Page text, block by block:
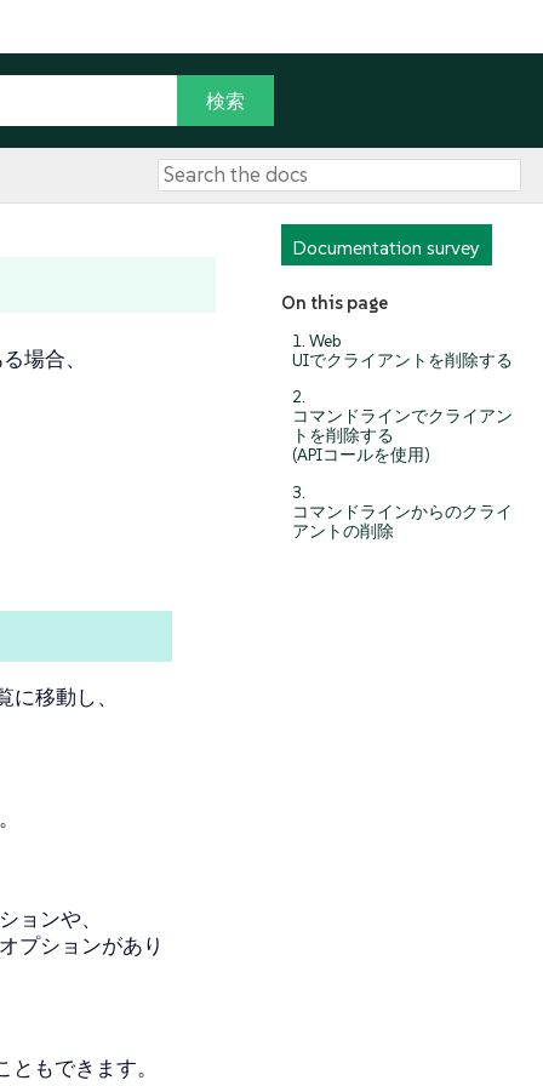
Documentation survey
On this page
1. Web
UIでクライアントを削除する
2.
コマンドラインでクライアン
トを削除する
(APIコールを使用)
3.
コマンドラインからのクライ
アントの削除
場合、
に移動し、
ョンや、
プションがあり
もできます。